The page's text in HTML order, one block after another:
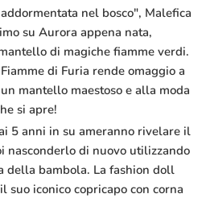
nel bosco", Malefica
su Aurora appena nata,
di magiche fiamme verdi.
di Furia rende omaggio a
mantello maestoso e alla moda
si apre!
5 anni in su ameranno rivelare il
nasconderlo di nuovo utilizzando
della bambola. La fashion doll
iconico copricapo con corna